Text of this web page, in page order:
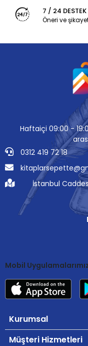
7 / 24 DESTEK
Öneri ve
Haftaiçi 09:00 -
0312 419 72 18
İstanbul
Mobil
Kurumsal
Müşteri Hizmetleri